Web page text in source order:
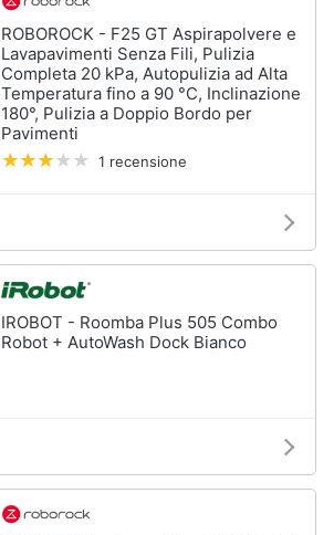
ROBOROCK - F25 GT Aspirapolvere e
Lavapavimenti Senza Fili, Pulizia
Completa 20 kPa, Autopulizia ad Alta
Temperatura fino a 90 °C, Inclinazione
180°, Pulizia a Doppio Bordo per
Pavimenti
1 recensione
IROBOT - Roomba Plus 505 Combo
Robot + AutoWash Dock Bianco